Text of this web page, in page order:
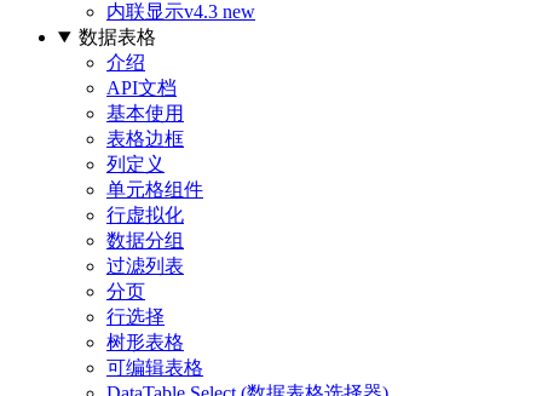
内联显示v4.3 new
数据表格
介绍
API文档
基本使用
表格边框
列定义
单元格组件
行虚拟化
数据分组
过滤列表
分页
行选择
树形表格
可编辑表格